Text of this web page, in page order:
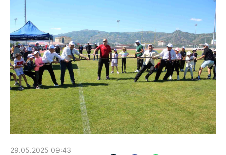
29.05.2025 09:43